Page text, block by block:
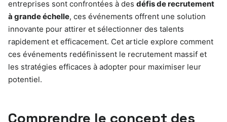
entreprises sont confrontées à des défis de recrutement
à grande échelle, ces événements offrent une solution
innovante pour attirer et sélectionner des talents
rapidement et efficacement. Cet article explore comment
ces événements redéfinissent le recrutement massif et
les stratégies efficaces à adopter pour maximiser leur
potentiel.
Comprendre le concept des